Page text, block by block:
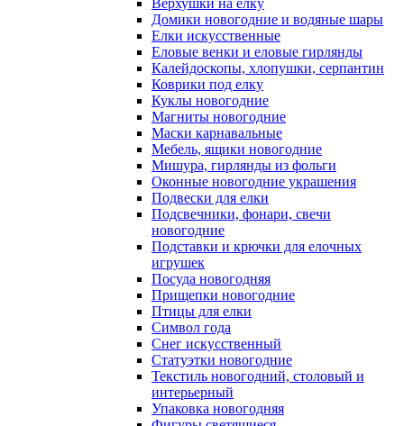
Верхушки на елку
Домики новогодние и водяные шары
Елки искусственные
Еловые венки и еловые гирлянды
Калейдоскопы, хлопушки, серпантин
Коврики под елку
Куклы новогодние
Магниты новогодние
Маски карнавальные
Мебель, ящики новогодние
Мишура, гирлянды из фольги
Оконные новогодние украшения
Подвески для елки
Подсвечники, фонари, свечи
новогодние
Подставки и крючки для елочных
игрушек
Посуда новогодняя
Прищепки новогодние
Птицы для елки
Символ года
Снег искусственный
Статуэтки новогодние
Текстиль новогодний, столовый и
интерьерный
Упаковка новогодняя